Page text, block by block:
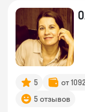
5 от
5 отзывов